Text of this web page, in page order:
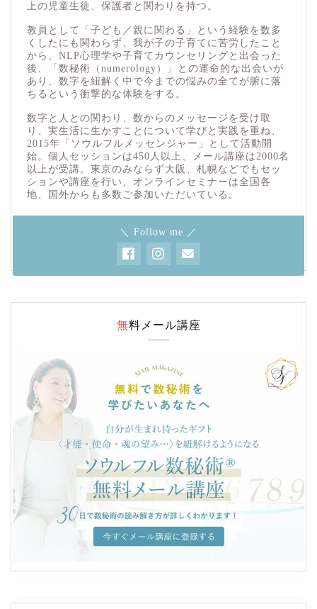
上の児童生徒、保護者と関わりを持つ。
教員として「子ども／親に関わる」という経験を数多
くしたにも関わらず、我が子の子育てに苦労したこと
から、NLP心理学や子育てカウンセリングと出会った
後、「数秘術（numerology）」との運命的な出会いが
あり、数字を紐解く中で今までの悩みの全てが腑に落
ちるという衝撃的な体験をする。
数字と人との関わり、数からのメッセージを受け取
り、実生活に生かすことについて学びと実践を重ね、
2015年「ソウルフルメッセンジャー」として活動開
始。個人セッションは450人以上、メール講座は2000名
以上が受講。東京のみならず大阪、札幌などでもセッ
ションや講座を行い、オンラインセミナーは全国各
地、国外からも多数ご参加いただいている。
＼ Follow me ／
無料メール講座